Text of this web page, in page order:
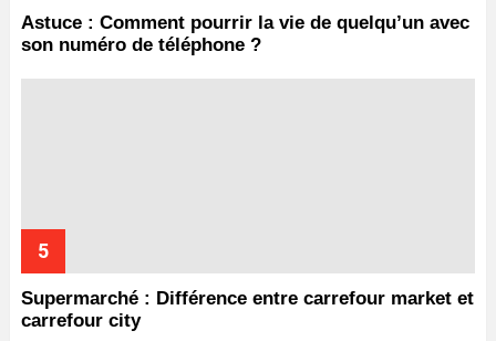
Astuce : Comment pourrir la vie de quelqu’un avec
son numéro de téléphone ?
Supermarché : Différence entre carrefour market et
carrefour city